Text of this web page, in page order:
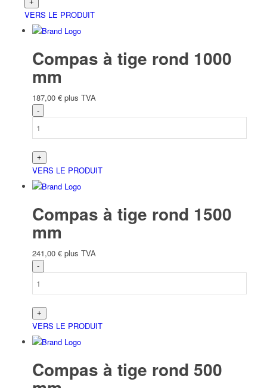
VERS LE PRODUIT
Compas à tige rond 1000
mm
187,00 € plus TVA
VERS LE PRODUIT
Compas à tige rond 1500
mm
241,00 € plus TVA
VERS LE PRODUIT
Compas à tige rond 500